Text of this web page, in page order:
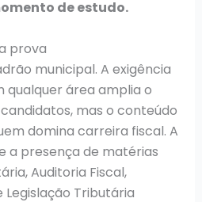
de estudo.
prova
municipal. A exigência
qualquer área amplia o
mas o conteúdo
domina carreira fiscal. A
a presença de matérias
Auditoria Fiscal,
Legislação Tributária